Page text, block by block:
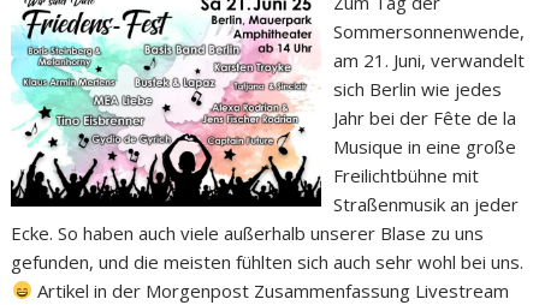
Sommersonnenwende,
am 21. Juni, verwandelt
sich Berlin wie jedes
Jahr bei der Fête de la
Musique in eine große
Freilichtbühne mit
Straßenmusik an jeder
Ecke. So haben auch viele außerhalb unserer Blase zu uns
gefunden, und die meisten fühlten sich auch sehr wohl bei uns.
Artikel in der Morgenpost Zusammenfassung Livestream